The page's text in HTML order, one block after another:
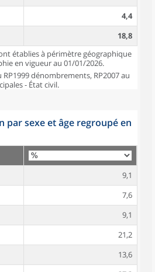
4,4
18,8
établies à périmètre géographique
en vigueur au 01/01/2026.
RP1999 dénombrements, RP2007 au
- État civil.
par sexe et âge regroupé en
9,1
7,6
9,1
21,2
13,6